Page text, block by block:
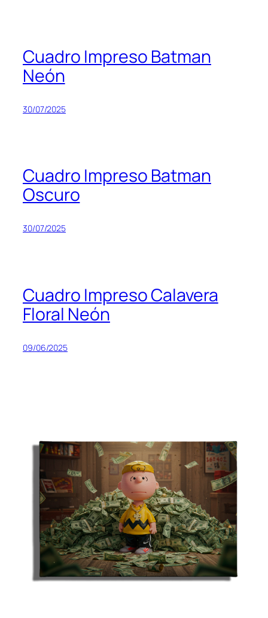
Cuadro Impreso Batman
Neón
30/07/2025
Cuadro Impreso Batman
Oscuro
30/07/2025
Cuadro Impreso Calavera
Floral Neón
09/06/2025